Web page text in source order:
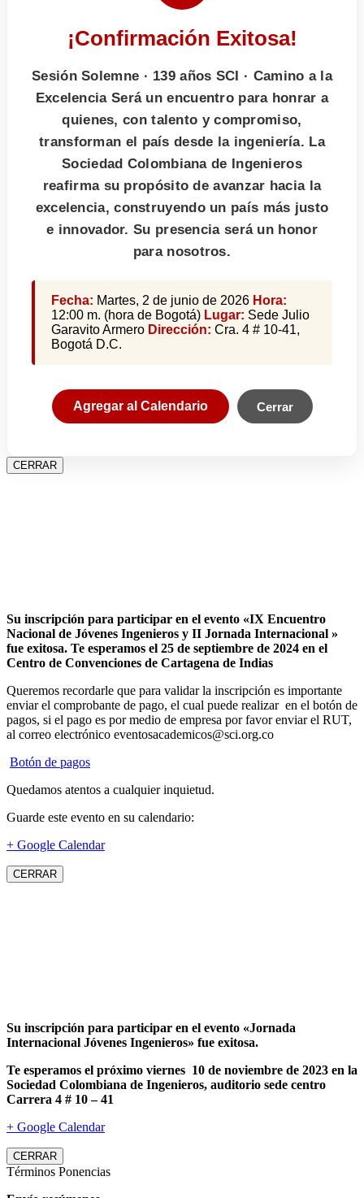
¡Confirmación Exitosa!
Sesión Solemne · 139 años SCI · Camino a la
Excelencia Será un encuentro para honrar a
quienes, con talento y compromiso,
transforman el país desde la ingeniería. La
Sociedad Colombiana de Ingenieros
reafirma su propósito de avanzar hacia la
excelencia, construyendo un país más justo
e innovador. Su presencia será un honor
para nosotros.
Fecha: Martes, 2 de junio de 2026 Hora:
12:00 m. (hora de Bogotá) Lugar: Sede Julio
Garavito Armero Dirección: Cra. 4 # 10-41,
Bogotá D.C.
Agregar al Calendario Cerrar
CERRAR
Su inscripción para participar en el evento «IX Encuentro
Nacional de Jóvenes Ingenieros y II Jornada Internacional »
fue exitosa. Te esperamos el 25 de septiembre de 2024 en el
Centro de Convenciones de Cartagena de Indias
Queremos recordarle que para validar la inscripción es importante
enviar el comprobante de pago, el cual puede realizar en el botón de
pagos, si el pago es por medio de empresa por favor enviar el RUT,
al correo electrónico eventosacademicos@sci.org.co
Botón de pagos
Quedamos atentos a cualquier inquietud.
Guarde este evento en su calendario:
+ Google Calendar
CERRAR
Su inscripción para participar en el evento «Jornada
Internacional Jóvenes Ingenieros» fue exitosa.
Te esperamos el próximo viernes 10 de noviembre de 2023 en la
Sociedad Colombiana de Ingenieros, auditorio sede centro
Carrera 4 # 10 – 41
+ Google Calendar
CERRAR
Términos Ponencias